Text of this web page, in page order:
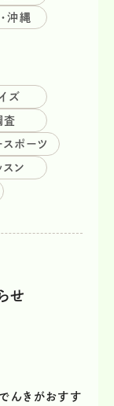
沖縄
ズ
査
スポーツ
スン
せ
んきがおすす